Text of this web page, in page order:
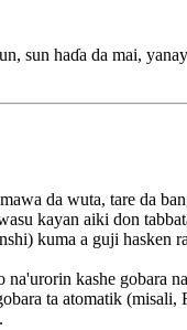
sun haɗa da mai,
da wuta, tare da
kayan aiki don
kuma a guji hasken
kashe gobara
ta atomatik (misali,